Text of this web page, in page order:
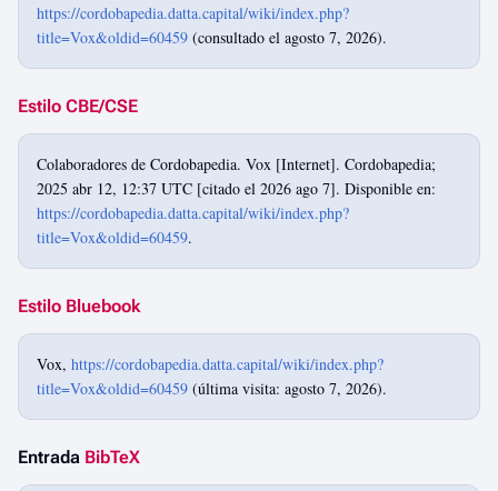
https://cordobapedia.datta.capital/wiki/index.php?
title=Vox&oldid=60459 (consultado el agosto 7, 2026).
Estilo CBE/CSE
Colaboradores de Cordobapedia. Vox [Internet]. Cordobapedia;
2025 abr 12, 12:37 UTC [citado el 2026 ago 7]. Disponible en:
https://cordobapedia.datta.capital/wiki/index.php?
title=Vox&oldid=60459.
Estilo Bluebook
Vox, https://cordobapedia.datta.capital/wiki/index.php?
title=Vox&oldid=60459 (última visita: agosto 7, 2026).
Entrada BibTeX